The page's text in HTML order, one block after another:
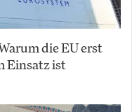
die EU erst
Einsatz ist